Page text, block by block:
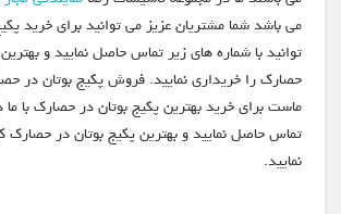
می باشد شما مشتریان عزیز می توانید برای خرید
توانید با شماره های زیر تماس حاصل نمایید و
حصارک را خریداری نمایید. فروش پکیج بوتان در
ماست برای خرید بهترین پکیج بوتان در حصارک با
تماس حاصل نمایید و بهترین پکیج بوتان در حصارک
نمایید.